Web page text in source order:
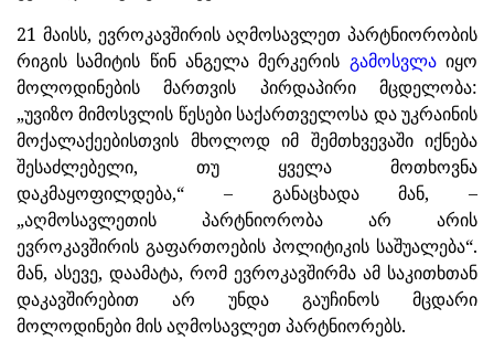
21 მაისს, ევროკავშირის აღმოსავლეთ პარტნიორობის
რიგის სამიტის წინ ანგელა მერკერის გამოსვლაიყო
მოლოდინების მართვის პირდაპირი მცდელობა:
„უვიზო მიმოსვლის წესები საქართველოსა და უკრაინის
მოქალაქეებისთვის მხოლოდ იმ შემთხვევაში იქნება
შესაძლებელი, თუ ყველა მოთხოვნა
დაკმაყოფილდება,“ – განაცხადა მან, –
„აღმოსავლეთის პარტნიორობა არ არის
ევროკავშირის გაფართოების პოლიტიკის საშუალება“.
მან, ასევე, დაამატა, რომ ევროკავშირმა ამ საკითხთან
დაკავშირებით არ უნდა გაუჩინოს მცდარი
მოლოდინები მის აღმოსავლეთ პარტნიორებს.